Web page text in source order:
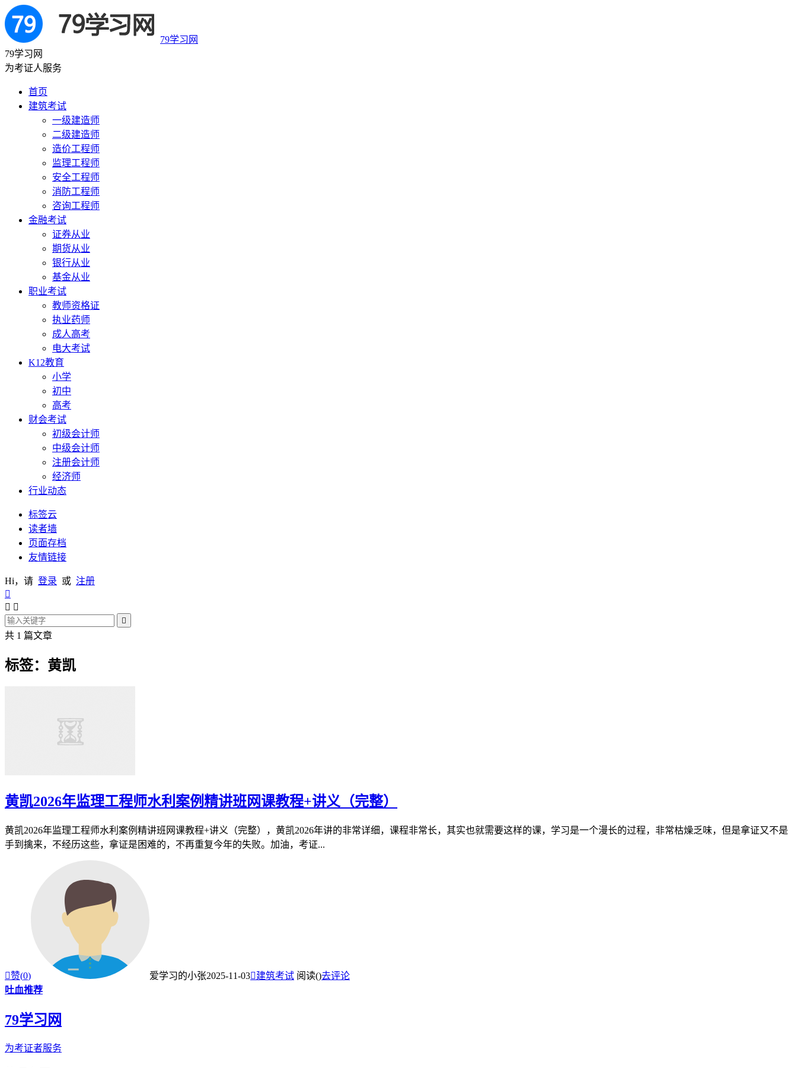
79学习网
79学习网
为考证人服务
首页
建筑考试
一级建造师
二级建造师
造价工程师
监理工程师
安全工程师
消防工程师
咨询工程师
金融考试
证券从业
期货从业
银行从业
基金从业
职业考试
教师资格证
执业药师
成人高考
电大考试
K12教育
小学
初中
高考
财会考试
初级会计师
中级会计师
注册会计师
经济师
行业动态
标签云
读者墙
页面存档
友情链接
Hi，请 登录 或 注册

 

共 1 篇文章
标签：黄凯
黄凯2026年监理工程师水利案例精讲班网课教程+讲义（完整）
黄凯2026年监理工程师水利案例精讲班网课教程+讲义（完整），黄凯2026年讲的非常详细，课程非常长，其实也就需要这样的课，学习是一个漫长的过程，非常枯燥乏味，但是拿证又不是
手到擒来，不经历这些，拿证是困难的，不再重复今年的失败。加油，考证...
赞(0) 爱学习的小张2025-11-03建筑考试 阅读()去评论
吐血推荐
79学习网
为考证者服务